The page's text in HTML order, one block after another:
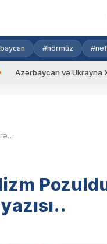
#hörmüz
və Ukrayna XİN başçıları
Ürək və Qidalanma…Metabolizm Pozulduqda Ürəkdə Nə Baş Verir?-Elnur Nemətovun yazısı..